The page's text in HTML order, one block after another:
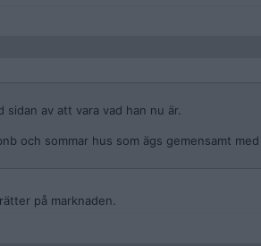
av att vara vad han nu är.
och sommar hus som ägs gemensamt
på marknaden.